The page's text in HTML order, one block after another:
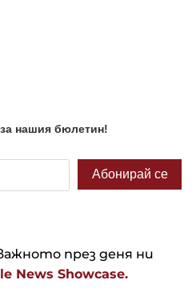
важното през деня ни
News Showcase.